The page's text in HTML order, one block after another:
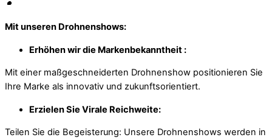
Mit unseren Drohnenshows:
Erhöhen wir die Markenbekanntheit :
Mit einer maßgeschneiderten Drohnenshow positionieren Sie
Ihre Marke als innovativ und zukunftsorientiert.
Erzielen Sie Virale Reichweite:
Teilen Sie die Begeisterung: Unsere Drohnenshows werden in